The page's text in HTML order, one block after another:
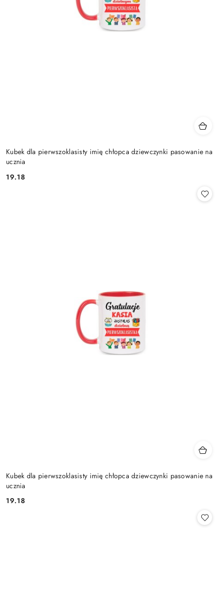
Kubek dla pierwszoklasisty imię chłopca dziewczynki pasowanie na
ucznia
Cena:
19.18
Kubek dla pierwszoklasisty imię chłopca dziewczynki pasowanie na
ucznia
Cena:
19.18